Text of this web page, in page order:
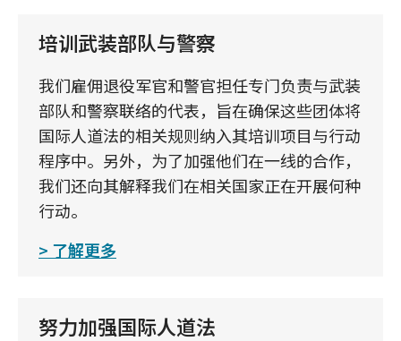
培训武装部队与警察
我们雇佣退役军官和警官担任专门负责与武装
部队和警察联络的代表，旨在确保这些团体将
国际人道法的相关规则纳入其培训项目与行动
程序中。另外，为了加强他们在一线的合作，
我们还向其解释我们在相关国家正在开展何种
行动。
了解更多
努力加强国际人道法